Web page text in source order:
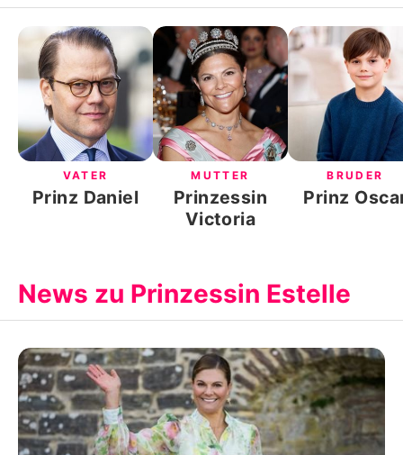
VATER
Prinz Daniel
MUTTER
Prinzessin
Victoria
BRUDER
Prinz
News zu Prinzessin Estelle